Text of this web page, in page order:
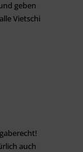
geben
Vietschi
auch